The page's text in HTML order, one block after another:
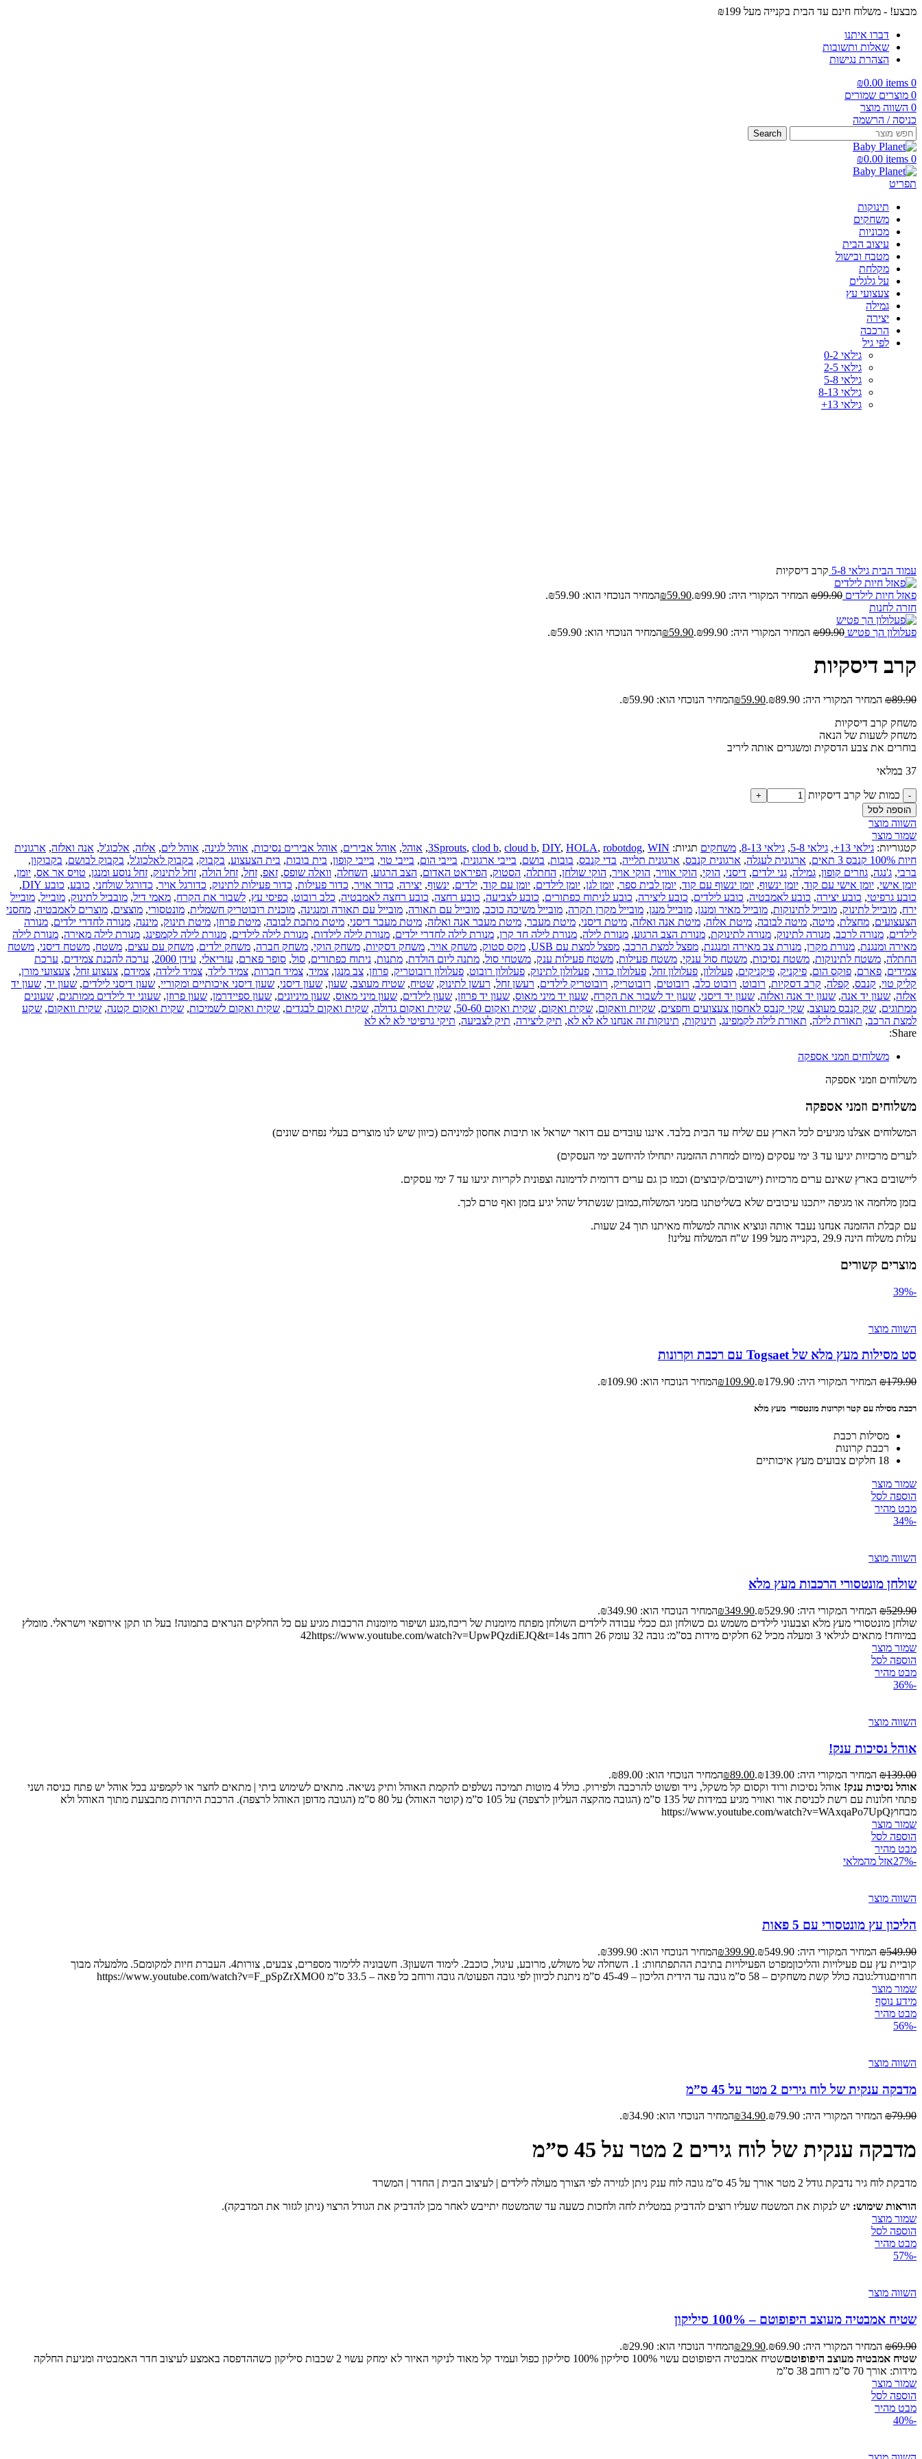
מבצע! - משלוח חינם עד הבית בקנייה מעל ₪199
דברו איתנו
שאלות ותשובות
הצהרת נגישות
0
items
₪0.00
0 מוצרים שמורים
0 השווה מוצר
כניסה / הרשמה
Search
0
items
₪0.00
תפריט
תינוקות
משחקים
מכוניות
עיצוב הבית
מטבח ובישול
מקלחת
על גלגלים
צעצועי עץ
גמילה
יצירה
הרכבה
לפי גיל
גילאי 0-2
גילאי 2-5
גילאי 5-8
גילאי 8-13
גילאי 13+
עמוד הבית גילאי 5-8 קרב דיסקיות
פאזל חיות לילדים ₪99.90 המחיר המקורי היה: ₪99.90. ₪59.90
המחיר הנוכחי הוא: ₪59.90.
חזרה לחנות
פעלולון הך פטיש ₪99.90 המחיר המקורי היה: ₪99.90. ₪59.90 המחיר הנוכחי הוא: ₪59.90.
קרב דיסקיות
₪89.90 המחיר המקורי היה: ₪89.90. ₪59.90
המחיר הנוכחי הוא: ₪59.90.
משחק קרב דיסקיות
משחק לשעות של הנאה
בוחרים את צבע הדסקית ומשגרים אותה ליריב
37 במלאי
כמות של קרב דיסקיות
הוספה לסל
השווה מוצר
שמור מוצר
קטגוריות: גילאי 13+ , גילאי 5-8 , גילאי 8-13 , משחקים תגיות: 3Sprouts, clod b, cloud b, DIY, HOLA, robotdog, WIN
, אוהל, אוהל אבירים, אוהל אבירים נסיכות, אוהל לגינה, אוהל לים, אלזה, אלכוג'ל, אנה ואלזה, ארגונית
חיות 100% קנבס 3 תאים
, ארגונית לעגלה, ארגונית קנבס, ארגונית תלייה, בדי קנבס, בובות, בושם, בייבי ארגונית, בייבי הום, בייבי טוי, בייבי קופון, בית בובות, בית הצעצוע, בקבוק, בקבוק לאלכוג'ל, בקבוק לבושם, בקבוקון,
ברבי, ג'נגה, גוזרים קופון, גמילה, גני ילדים, דיסני, הוקי, הוקי אוויר, הוקי אויר, הוקי שולחן, החתלה, הסטוק, הפיראט האדום, הצב הרגוע, השחלה, וואלה שופס, זאפ, זחל, זחל הולה, זחל לתינוק, זחל נוסע ומנגן, טויס אר אס, יומן,
יומן אישי, יומן אישי עם קוד, יומן ינשוף, יומן ינשוף עם קוד, יומן לבית ספר, יומן לגן, יומן לילדים, יומן עם קוד, ילדים, ינשוף, יצירה, כדור אויר, כדור פעילות, כדור פעילות לתינוק, כדורגל אויר, כדורגל שולחני, כובע, כובע DIY
,
כובע גרפיטי, כובע יצירה, כובע לאמבטיה, כובע לילדים, כובע ליצירה, כובע לניתוח כפתורים, כובע לצביעה, כובע רחצה, כובע רחצה לאמבטיה, כלב רובוט, כפיסי עץ, לשבור את הקרח, מאמי דיל, מובביל לתינוק, מובייל, מובייל
ירח, מובייל לתינוק, מובייל לתינוקות, מובייל מאיר ומנגן, מובייל מנגן, מובייל מקרן תקרה, מובייל משיכה כוכב, מובייל עם תאורה, מובייל עם תאורה ומנגינה, מוכנית רובוטריק חשמלית, מונטסורי, מוצצים, מוצרים לאמבטיה, מחסני
הצעצועים, מחצלת, מיטה, מיטה לבובה, מיטת אלזה, מיטת אנה ואלזה, מיטת דיסני, מיטת מעבר, מיטת מעבר אנה ואלזה, מיטת מעבר דיסני, מיטת מתכת לבובה, מיטת פרוזן, מיטת תינוק, מיננה, מנורה לחדרי ילדים, מנורה
לילדים, מנורה לרכב, מנורה לתינוק, מנורה לתינוקת, מנורת הצב הרגוע, מנורת לילה, מנורת לילה חד קרן, מנורת לילה לחדרי ילדים, מנורת לילה לילדות, מנורת לילה לילדים, מנורת לילה לקמפינג, מנורת לילה מאירה, מנורת לילה
מאירה ומנגנת, מנורת מקרן, מנורת צב מאירה ומנגנת, מפצל למצת הרכב, מפצל למצת עם USB , מקס סטוק, משחק אויר, משחק דסקיות, משחק הוקי, משחק חברה, משחק ילדים, משחק עם עצים, משטח, משטח דיסני, משטח
החתלה, משטח לתינוקות, משטח נסיכות, משטח סול ענקי, משטח פעילות, משטח פעילות ענק, משטחי סול, מתנה ליום הולדת, מתנות, ניתוח כפתורים, סול, סופר פארם, עזריאלי, עידן 2000 , ערכה להכנת צמידים, ערכת
צמידים, פארם, פוקס הום, פיקניק, פיקניקים, פעלולון, פעלולון זחל, פעלולון כדור, פעלולון לתינוק, פעלולון רובוט, פעלולון רובוטריק, פרוזן, צב מנגן, צמיד, צמיד חברות, צמיד לילד, צמיד לילדה, צמידם, צעצוע זחל, צעצועי מורן,
קליק טוי, קנבס, קפלה, קרב דסקיות, רובוט, רובוט כלב, רובוטים, רובוטריק, רובוטריק לילדים, רעשן זחל, רעשן לתינוק, שטיח, שטיח מעוצב, שעון, שעון דיסני, שעון דיסני איכותיים ומקוריי, שעון דיסני לילדים, שעון יד, שעון יד
אלזה, שעון יד אנה, שעון יד אנה ואלזה, שעון יד דיסני, שעון יד לשבור את הקרח, שעון יד מיני מאוס, שעון יד פרוזן, שעון לילדים, שעון מיני מאוס, שעון מיניונים, שעון ספיידרמן, שעון פרוזן, שעוני יד לילדים ממותגים, שעונים
ממתוגים, שק קנבס מעוצב, שקי קנבס לאחסון צעצועים וחפצים, שקיות וואקום, שקית ואקום, שקית ואקום 50-60 , שקית ואקום גדולה, שקית ואקום לבגדים, שקית ואקום לשמיכות, שקית ואקום קטנה, שקית וואקום, שקע
למצת הרכב, תאורת לילה, תאורת לילה לקמפינג, תינוקות, תינוקות זה אנחנו לא לא לא, תיק ליצירה, תיק לצביעה, תיקי גרפיטי לא לא לא
Share:
משלוחים וזמני אספקה
משלוחים וזמני אספקה
משלוחים וזמני אספקה
המשלוחים אצלנו מגיעים לכל הארץ עם שליח עד הבית בלבד. איננו עובדים עם דואר ישראל או תיבות אחסון למיניהם (כיוון שיש לנו מוצרים בעלי נפחים שונים)
לערים מרכזיות יגיעו עד 3 ימי עסקים (מיום למחרת ההזמנה יתחילו להיחשב ימי העסקים)
ליישובים בארץ שאינם ערים מרכזיות (יישובים/קיבוצים) וכמו כן גם ערים דרומית לדימונה וצפונית לקריות יגיעו עד 7 ימי עסקים.
בזמן מלחמה או מגיפה ייתכנו עיכובים שלא בשליטתנו בזמני המשלוח,כמובן שנשתדל שהל יגיע בזמן ואף טרם לכך.
עם קבלת ההזמנה אנחנו נעבד אותה ונוציא אותה למשלוח מאיתנו תוך 24 שעות.
עלות משלוח הינה 29.9 ,בקנייה מעל 199 ש"ח המשלוח עלינו!
מוצרים קשורים
-39%
השווה מוצר
סט מסילות מעץ מלא של Togsaet עם רכבת וקרונות
₪179.90 המחיר המקורי היה: ₪179.90. ₪109.90 המחיר הנוכחי הוא: ₪109.90.
רכבת מסילה עם קטר וקרונות מונטסורי מעץ מלא
מסילות רכבת
רכבת קרונות
18 חלקים צבועים מעץ איכותיים
שמור מוצר
הוספה לסל
מבט מהיר
-34%
השווה מוצר
שולחן מונטסורי הרכבות מעץ מלא
₪529.90 המחיר המקורי היה: ₪529.90. ₪349.90
המחיר הנוכחי הוא: ₪349.90.
שולחן מונטסורי מעץ מלא וצבעוני לילדים משמש גם כשולחן וגם ככלי עבודה לילדים השולחן מפתח מיומנות של ריכוז,מגע ושיפור מיומנות הרכבות מגיע עם כל החלקים הנראים בתמונה! בעל תו תקן אירופאי וישראלי. מומלץ
במיוחד! מתאים לגילאי 3 ומעלה מכיל 62 חלקים מידות בס”מ: גובה 32 עומק 26 רוחב 42https://www.youtube.com/watch?v=UpwPQzdiEJQ&t=14s
שמור מוצר
הוספה לסל
מבט מהיר
-36%
השווה מוצר
אוהל נסיכות ענק!
₪139.00 המחיר המקורי היה: ₪139.00. ₪89.00
המחיר הנוכחי הוא: ₪89.00.
אוהל נסיכות ענק!
אוהל נסיכות ורוד וקסום קל משקל, נייד ופשוט להרכבה ולפירוק. כולל 4 מוטות תמיכה נשלפים להקמת האוהל ותיק נשיאה. מתאים לשימוש ביתי | מתאים לחצר או לקמפינג בכל אוהל יש פתח כניסה ושני
פתחי חלונות עם רשת לכניסת אור ואוויר מגיע במידות של 135 ס”מ (הגובה מהקצה העליון לרצפה) על 105 ס”מ (קוטר האוהל) על 80 ס”מ (הגובה מדופן האוהל לרצפה). הרכבת היתדות מתבצעת מתוך האוהל ולא
מבחוץhttps://www.youtube.com/watch?v=WAxqaPo7UpQ
שמור מוצר
הוספה לסל
מבט מהיר
-27%
אזל מהמלאי
השווה מוצר
הליכון עץ מונטסורי עם 5 פאות
₪549.90 המחיר המקורי היה: ₪549.90. ₪399.90
המחיר הנוכחי הוא: ₪399.90.
קוביית עץ עם פעילויות והליכוןמפרט הפעילויות בתיבת ההתפתחות: 1. השחלה של משולש, מרובע, עיגול, כוכב2. לימוד השעון3. חשבוניה ללימוד מספרים, צבעים, צורות4. העברת חיות למקומם5. מלמעלה מבוך
חרוזיםגודל:גובה כולל קשת משחקים – 58 ס”מ גובה עד הידית הליכון – 45-49 ס”מ ניתנת לכיוון לפי גובה הפעוט/ה גובה ורוחב כל פאה – 33.5 ס”מ https://www.youtube.com/watch?v=F_pSpZrXMO0
שמור מוצר
מידע נוסף
מבט מהיר
-56%
השווה מוצר
מדבקה ענקית של לוח גירים 2 מטר על 45 ס”מ
₪79.90 המחיר המקורי היה: ₪79.90. ₪34.90 המחיר הנוכחי הוא: ₪34.90.
מדבקה ענקית של לוח גירים 2 מטר על 45 ס”מ
מדבקת לוח גיר נדבקת גודל 2 מטר אורך על 45 ס”מ גובה לוח ענק ניתן לגזירה לפי הצורך מעולה לילדים | לעיצוב הבית | החדר | המשרד
הוראות שימוש: יש לנקות את המשטח שעליו רוצים להדביק במטלית לחה ולחכות כשעה עד שהמשטח יתייבש לאחר מכן להדביק את הגודל הרצוי (ניתן לגזור את המדבקה).
שמור מוצר
הוספה לסל
מבט מהיר
-57%
השווה מוצר
שטיח אמבטיה מעוצב היפופוטם – 100% סיליקון
₪69.90 המחיר המקורי היה: ₪69.90. ₪29.90
המחיר הנוכחי הוא: ₪29.90.
שטיח אמבטיה מעוצב היפופוטם
שטיח אמבטיה היפופוטם עשוי 100% סיליקון 100% סיליקון כפול ועמיד קל מאוד לניקוי האיור לא ימחק עשוי 2 שכבות סיליקון כשההדפסה באמצע לעיצוב חדר האמבטיה ומניעת החלקה
מידות: אורך 70 ס”מ רוחב 38 ס”מ
שמור מוצר
הוספה לסל
מבט מהיר
-40%